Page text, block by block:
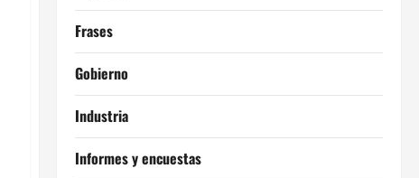
Frases
Gobierno
Industria
Informes y encuestas